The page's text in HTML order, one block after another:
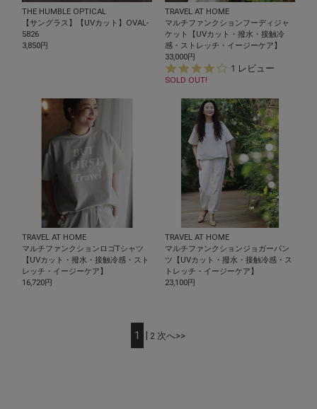
THE HUMBLE OPTICAL
【サングラス】【UVカット】OVAL-
5826
3,850円
TRAVEL AT HOME
マルチファンクションフーディジャ
ケット【UVカット・撥水・接触冷
感・ストレッチ・イージーケア】
33,000円
4.
t
a
r
r
a
t
n
1 レビュー
SOLD OUT!
TRAVEL AT HOME
マルチファンクションロゴTシャツ
【UVカット・撥水・接触冷感・スト
レッチ・イージーケア】
16,720円
TRAVEL AT HOME
マルチファンクションジョガーパン
ツ【UVカット・撥水・接触冷感・ス
トレッチ・イージーケア】
23,100円
1 2 次へ>>